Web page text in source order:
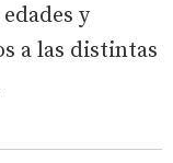
y
a las distintas